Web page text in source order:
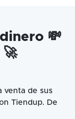
💸
venta de sus
Tiendup. De